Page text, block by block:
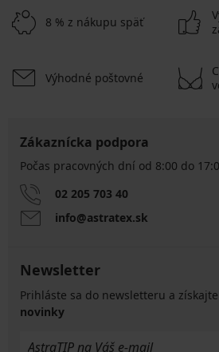
8 % z nákupu späť
Výhodné poštovné
Zákaznícka podpora
Počas pracovných dní od 8:00 do
02 205 703 40
info@astratex.sk
Newsletter
Prihláste sa do newsletteru a získajte
novinky